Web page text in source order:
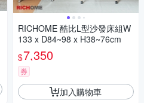
RICHOME 酷比L型沙發床組W
133 x D84~98 x H38~76cm
$7,350
券
加入購物車